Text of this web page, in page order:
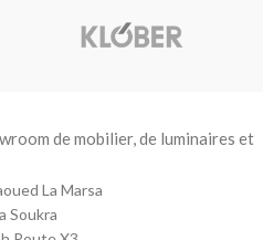
de mobilier, de luminaires et
La Marsa
Soukra